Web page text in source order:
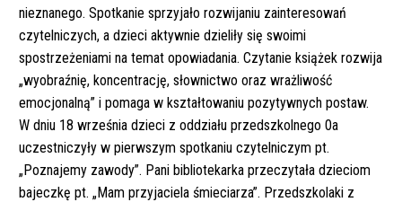
nieznanego. Spotkanie sprzyjało rozwijaniu zainteresowań
czytelniczych, a dzieci aktywnie dzieliły się swoimi
spostrzeżeniami na temat opowiadania. Czytanie książek rozwija
„wyobraźnię, koncentrację, słownictwo oraz wrażliwość
emocjonalną” i pomaga w kształtowaniu pozytywnych postaw.
W dniu 18 września dzieci z oddziału przedszkolnego 0a
uczestniczyły w pierwszym spotkaniu czytelniczym pt.
„Poznajemy zawody”. Pani bibliotekarka przeczytała dzieciom
bajeczkę pt. „Mam przyjaciela śmieciarza”. Przedszkolaki z